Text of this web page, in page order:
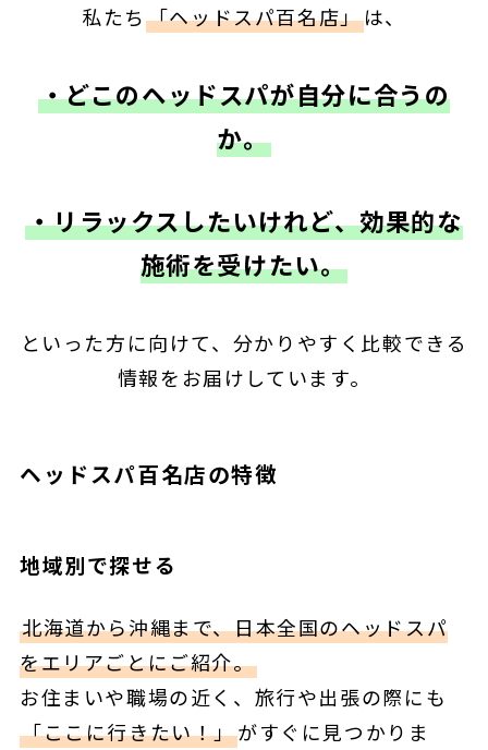
私たち 「ヘッドスパ百名店」は、
・どこのヘッドスパが自分に合うの
か。
・リラックスしたいけれど、効果的な
施術を受けたい。
といった方に向けて、分かりやすく比較できる
情報をお届けしています。
ヘッドスパ百名店の特徴
地域別で探せる
北海道から沖縄まで、日本全国のヘッドスパ
をエリアごとにご紹介。
お住まいや職場の近く、旅行や出張の際にも
「ここに行きたい！」がすぐに見つかりま